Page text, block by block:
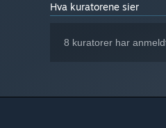
Hva kuratorene sier
8 kuratorer har